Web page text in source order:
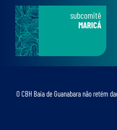
subcomitê
MARICÁ
O CBH Baía de Guanabara não retém